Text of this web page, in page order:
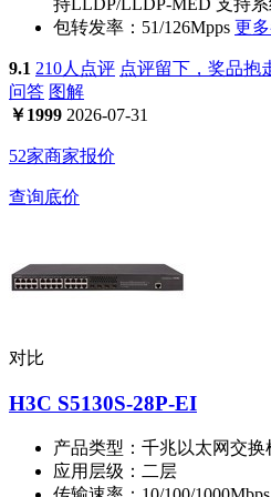
持LLDP/LLDP-MED 支持
包转发率： 51/126Mpps 更
9.1 210人点评 点评留下，奖品抱
问答 图解
￥1999 2026-07-31
52家商家报价
查询底价
对比
H3C S5130S-28P-EI
产品类型： 千兆以太网交
应用层级： 二层